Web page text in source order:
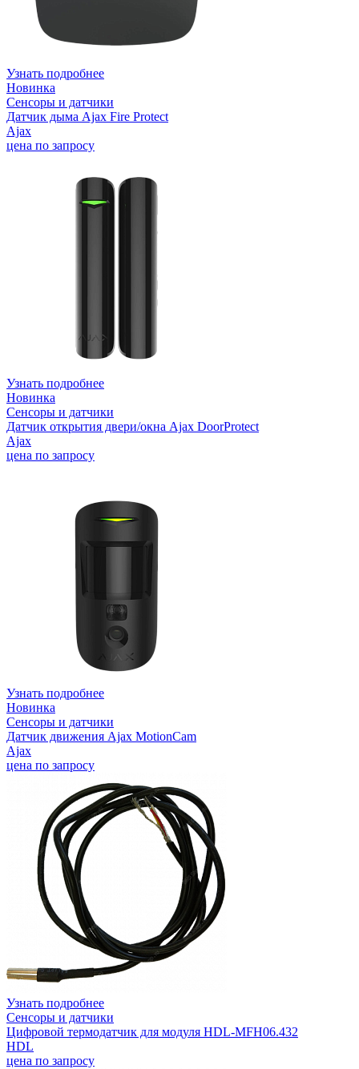
Узнать подробнее
Новинка
Сенсоры и датчики
Датчик дыма Ajax Fire Protect
Ajax
цена по запросу
Узнать подробнее
Новинка
Сенсоры и датчики
Датчик открытия двери/окна Ajax DoorProtect
Ajax
цена по запросу
Узнать подробнее
Новинка
Сенсоры и датчики
Датчик движения Ajax MotionCam
Ajax
цена по запросу
Узнать подробнее
Сенсоры и датчики
Цифровой термодатчик для модуля HDL-MFH06.432
HDL
цена по запросу